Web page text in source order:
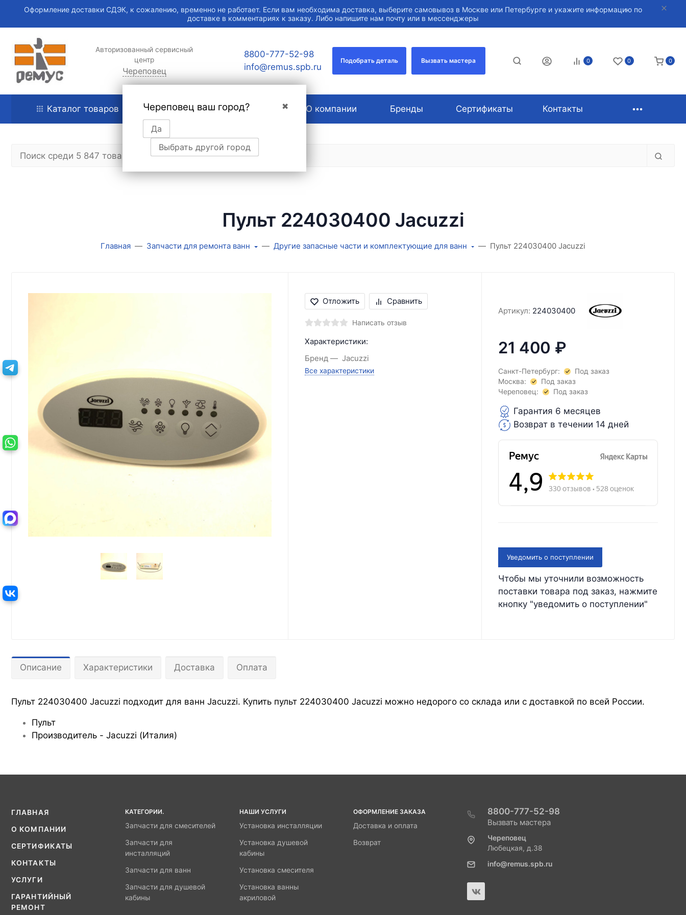
Оформление доставки СДЭК, к сожалению, временно не работает. Если вам необходима доставка, выберите самовывоз в Москве или Петербурге и укажите информацию по
доставке в комментариях к заказу. Либо напишите нам почту или в мессенджеры
Авторизованный сервисный
центр
Череповец
✖
Череповец ваш город?
Да
Выбрать другой город
8800-777-52-98
info@remus.spb.ru
Подобрать деталь Вызвать мастера 0 0 0
Каталог товаров Главная Услуги О компании Бренды Сертификаты Контакты
Пульт 224030400 Jacuzzi
Главная Запчасти для ремонта ванн Другие запасные части и комплектующие для ванн Пульт 224030400 Jacuzzi
Отложить Сравнить
Написать отзыв
Характеристики:
Бренд
Jacuzzi
Все характеристики
Артикул: 224030400
21 400 ₽
Санкт-Петербург:
Под заказ
Москва:
Под заказ
Череповец:
Под заказ
Гарантия 6 месяцев
Возврат в течении 14 дней
Уведомить о поступлении
Чтобы мы уточнили возможность
поставки товара под заказ, нажмите
кнопку "уведомить о поступлении"
Описание Характеристики Доставка Оплата
Пульт 224030400 Jacuzzi подходит для ванн Jacuzzi. Купить пульт 224030400 Jacuzzi можно недорого со склада или с доставкой по всей России.
Пульт
Производитель - Jacuzzi (Италия)
ГЛАВНАЯ
О КОМПАНИИ
СЕРТИФИКАТЫ
КОНТАКТЫ
УСЛУГИ
ГАРАНТИЙНЫЙ
РЕМОНТ
КАТЕГОРИИ.
Запчасти для смесителей
Запчасти для
инсталляций
Запчасти для ванн
Запчасти для душевой
кабины
НАШИ УСЛУГИ
Установка инсталляции
Установка душевой
кабины
Установка смесителя
Установка ванны
акриловой
ОФОРМЛЕНИЕ ЗАКАЗА
Доставка и оплата
Возврат
8800-777-52-98
Вызвать мастера
Череповец
Любецкая, д.38
info@remus.spb.ru